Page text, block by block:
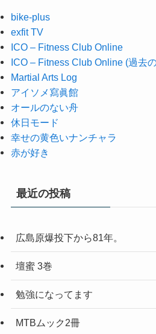
bike-plus
exfit TV
ICO – Fitness Club Online
ICO – Fitness Club Online (過去
Martial Arts Log
アイソメ寫眞館
オールのない舟
休日モード
幸せの黄色いナンチャラ
赤が好き
最近の投稿
広島原爆投下から81年。
壇蜜 3巻
勉強になってます
MTBムック2冊